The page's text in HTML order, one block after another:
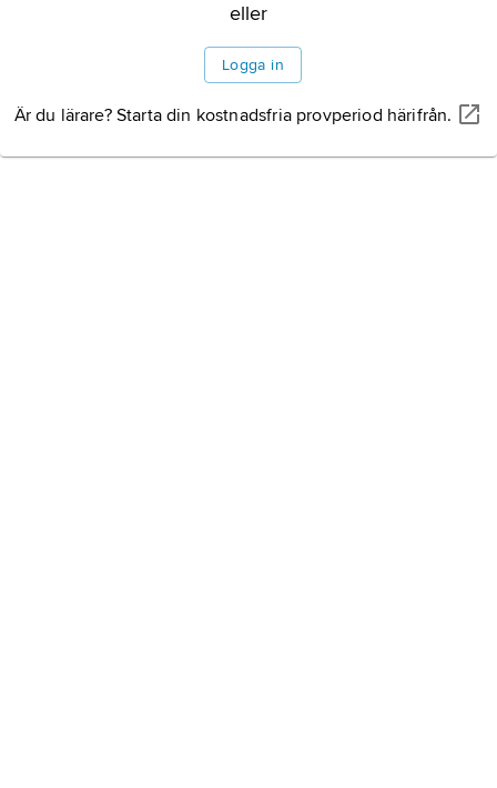
eller
Logga in
Är du lärare? Starta din kostnadsfria provperiod härifrån.